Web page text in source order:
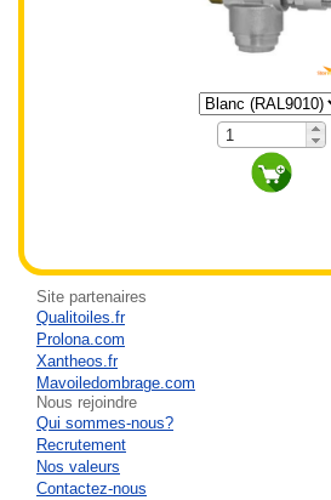
Site partenaires
Qualitoiles.fr
Prolona.com
Xantheos.fr
Mavoiledombrage.com
Nous rejoindre
Qui sommes-nous?
Recrutement
Nos valeurs
Contactez-nous